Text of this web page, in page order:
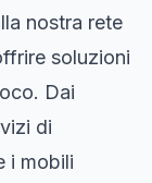
nostra rete
soluzioni
Dai
di
i mobili